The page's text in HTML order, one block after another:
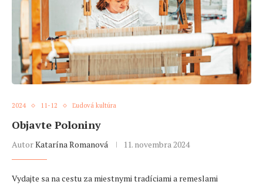
2024 11-12 Ľudová kultúra
Objavte Poloniny
AutorKatarína Romanová 11. novembra 2024
Vydajte sa na cestu za miestnymi tradíciami a remeslami